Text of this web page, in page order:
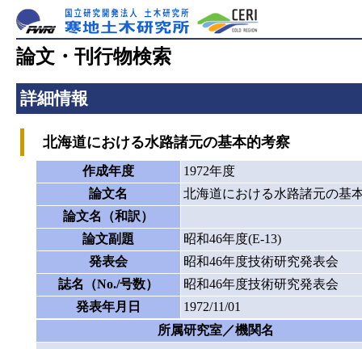
論文・刊行物検索
詳細情報
北海道における水路諸元の基本的考察
作成年度
1972年度
論文名
北海道における水路諸元の基
論文名（和訳）
論文副題
昭和46年度(E-13)
発表会
昭和46年度技術研究発表会
誌名（No./号数）
昭和46年度技術研究発表会
発表年月日
1972/11/01
所属研究室／機関名